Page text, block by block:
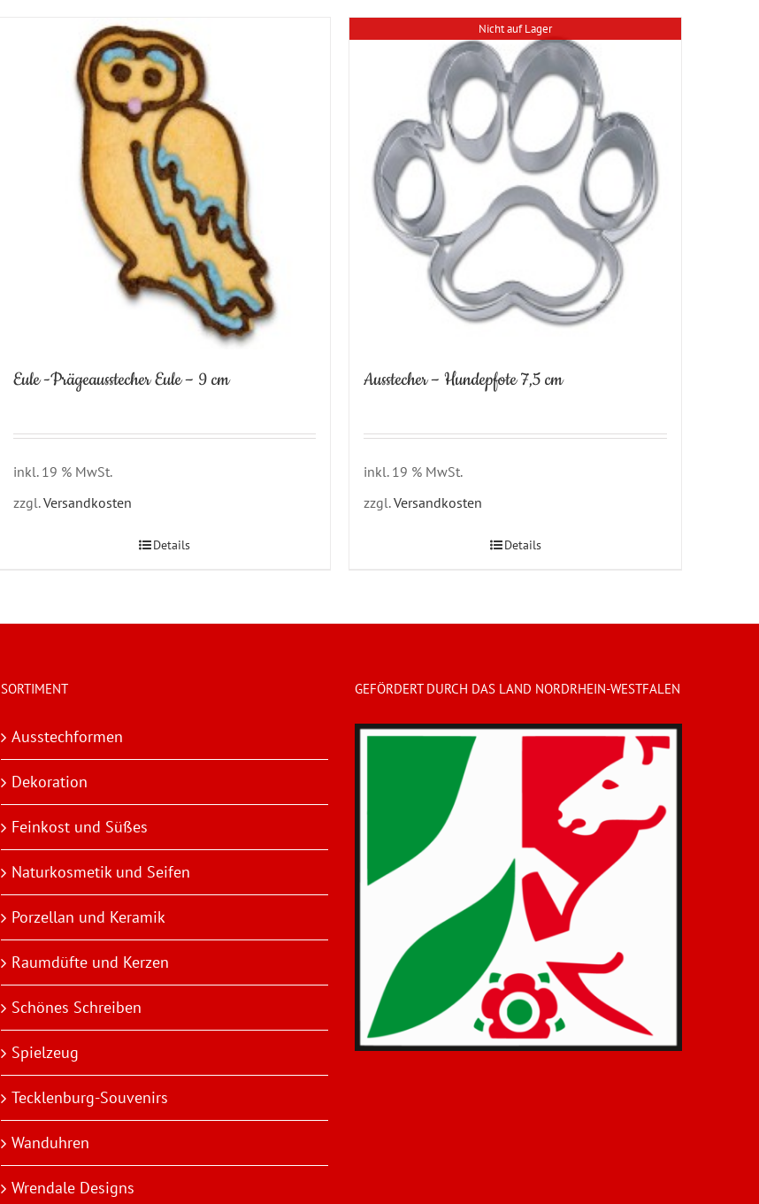
Eule -Prägeausstecher Eule – 9 cm
inkl. 19 % MwSt.
zzgl.Versandkosten
Details
Nicht auf Lager
Ausstecher – Hundepfote 7,5 cm
inkl. 19 % MwSt.
zzgl.Versandkosten
Details
SORTIMENT
Ausstechformen
Dekoration
Feinkost und Süßes
Naturkosmetik und Seifen
Porzellan und Keramik
Raumdüfte und Kerzen
Schönes Schreiben
Spielzeug
Tecklenburg-Souvenirs
Wanduhren
Wrendale Designs
GEFÖRDERT DURCH DAS LAND NORDRHEIN-WESTFALEN